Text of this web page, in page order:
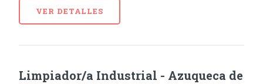
VER DETALLES
Limpiador/a Industrial - Azuqueca de